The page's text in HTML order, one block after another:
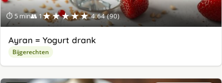
⏱ 5 min👥 1★★★★★ 4.64 (90)
Ayran = Yogurt drank
Bijgerechten